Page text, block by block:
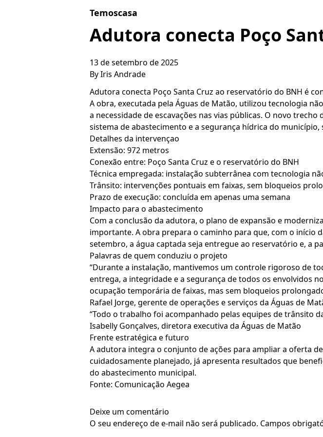
Temoscasa
Adutora conecta Poço
13 de setembro de 2025
ByIris Andrade
Adutora conecta Poço Santa Cruz ao reservatório do BNH é
A obra, executada pela Águas de Matão, utilizou tecnologia
a necessidade de escavações nas vias públicas. O novo
sistema de abastecimento e a segurança hídrica do
Detalhes da intervençao
Extensão: 972 metros
Conexão entre: Poço Santa Cruz e o reservatório do BNH
Técnica empregada: instalação subterrânea com tecnologia
Trânsito: intervenções pontuais em faixas, sem bloqueios
Prazo de execução: concluída em apenas uma semana
Impacto para o abastecimento
Com a conclusão da adutora, o plano de expansão e
importante. A obra prepara o caminho para que, com o início
setembro, a água captada seja entregue ao reservatório e, a
Palavras de quem conduziu o projeto
“Durante a instalação, mantivemos um controle rigoroso de
entrega, a integridade e a segurança de todos os envolvidos
ocupação temporária de faixas, mas sem bloqueios
Rafael Jorge, gerente de operações e serviços da Águas de
“Todo o trabalho foi acompanhado pelas equipes de trânsito
Isabelly Gonçalves, diretora executiva da Águas de Matão
Frente estratégica e futuro
A adutora integra o conjunto de ações para ampliar a oferta
cuidadosamente planejado, já apresenta resultados que
do abastecimento municipal.
Fonte: Comunicação Aegea
Deixe um comentário
O seu endereço de e-mail não será publicado. Campos